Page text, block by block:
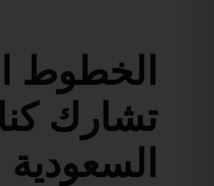
الخطوط
تشارك
السعودية